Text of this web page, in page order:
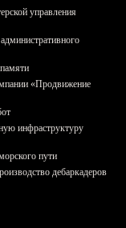
управления
«Продвижение
инфраструктуру
пути
дебаркадеров